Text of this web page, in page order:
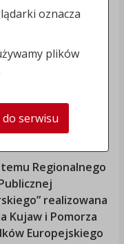
Regionalnego
” realizowana
Kujaw i Pomorza
Europejskiego
oznacza
plików
serwisu